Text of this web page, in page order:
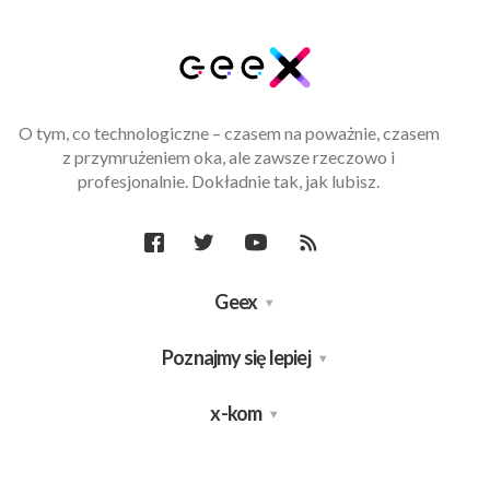
O tym, co technologiczne – czasem na poważnie, czasem
z przymrużeniem oka, ale zawsze rzeczowo i
profesjonalnie. Dokładnie tak, jak lubisz.
Geex
Poznajmy się lepiej
x-kom